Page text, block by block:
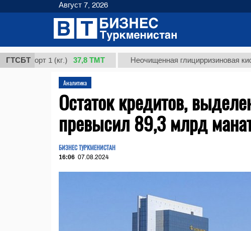
ГТСБТ1 (кг.) 37,8 ТМТ Неочищенная глицирризиновая кислота
Аналитика
Остаток кредитов,
превысил 89,3 млрд
БИЗНЕС ТУРКМЕНИСТАН
16:06 07.08.2024
Август 7, 2026